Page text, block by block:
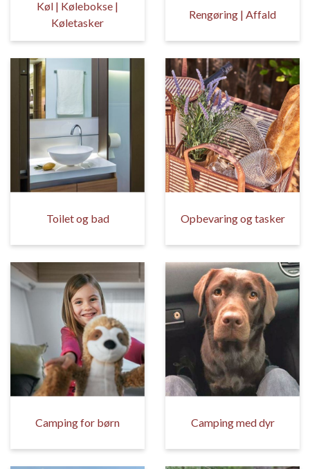
Køl | Kølebokse |
Køletasker
Rengøring | Affald
Toilet og bad Opbevaring og tasker
Camping for børn Camping med dyr